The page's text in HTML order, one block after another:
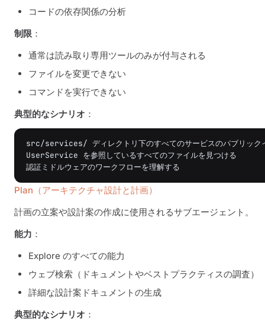
コードの依存関係の分析
制限 ：
通常は読み取り専用ツールのみが付与される
ファイルを変更できない
コマンドを実行できない
典型的なシナリオ ：
src/services/ ディレクトリ下のすべてのサービスのパブリック
UserService を参照しているすべてのファイルを見つける
Plan（アーキテクチャ設計と計画）
計画の立案や設計案の作成に使用されるサブエージェント。
能力 ：
Explore のすべての能力
ウェブ検索（ドキュメントやベストプラクティスの調査）
詳細な設計案ドキュメントの生成
典型的なシナリオ ：